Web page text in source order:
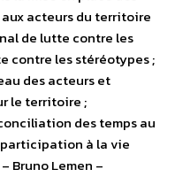
acteurs du territoire
de lutte contre les
contre les stéréotypes ;
des acteurs et
le territoire ;
des temps au
à la vie
Bruno Lemen –